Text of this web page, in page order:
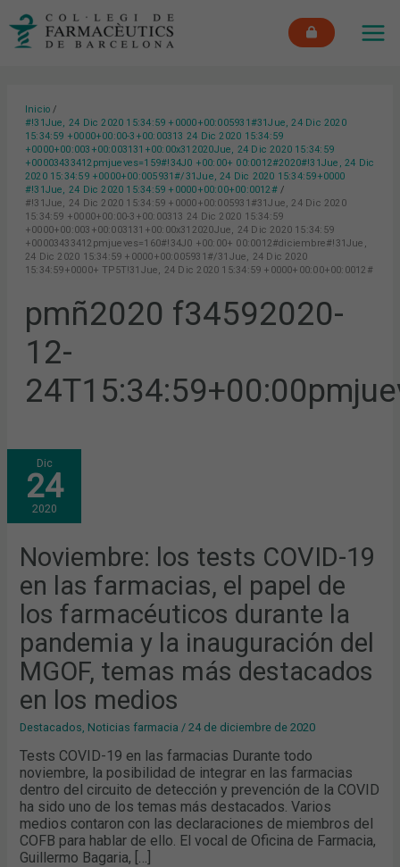
Inicio
#!31Jue, 24 Dic 2020 15:34:59 +0000+00:005931#31Jue, 24 Dic 2020
15:34:59 +0000+00:00-3+00:00313 24 Dic 2020 15:34:59
+0000+00:003+00:003131+00:00x312020Jue, 24 Dic 2020 15:34:59
+00003433412pmjueves=159#!34J0 +00:00+ 00:0012#2020#!31Jue, 24 Dic
2020 15:34:59 +0000+00:005931#/31Jue, 24 Dic 2020 15:34:59+0000
#!31Jue, 24 Dic 2020 15:34:59 +0000+00:00+00:0012#
#!31Jue, 24 Dic 2020 15:34:59 +0000+00:005931#31Jue, 24 Dic 2020
15:34:59 +0000+00:00-3+00:00313 24 Dic 2020 15:34:59
+0000+00:003+00:003131+00:00x312020Jue, 24 Dic 2020 15:34:59
+00003433412pmjueves=160#!34J0 +00:00+ 00:0012#diciembre#!31Jue,
24 Dic 2020 15:34:59 +0000+00:005931#/31Jue, 24 Dic 2020
15:34:59+0000+ TP5T!31Jue, 24 Dic 2020 15:34:59 +0000+00:00+00:0012#
pmñ2020 f34592020-
12-
Dic
24
2020
Noviembre: los tests COVID-19
en las farmacias, el papel de
los farmacéuticos durante la
pandemia y la inauguración del
MGOF, temas más destacados
en los medios
Destacados Noticias farmacia /24 de diciembre de 2020
Tests COVID-19 en las farmacias Durante todo
noviembre, la posibilidad de integrar en las farmacias
dentro del circuito de detección y prevención de la COVID
ha sido uno de los temas más destacados. Varios
medios contaron con las declaraciones de miembros del
COFB para hablar de ello. El vocal de Oficina de Farmacia,
Guillermo Bagaria, […]
NOVIEMBRE:
LOS
TESTS
COVID-
19
EN
LAS
PAPEL
DE
LOS
FARMACÉUTICOS
DURANTE
LA
PANDEMIA
Y
LA
INAUGURACIÓN
DEL
TEMAS
MÁS
DESTACADOS
EN
MEDIOS